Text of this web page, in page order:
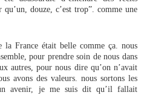
douze, c’est trop”. comme une
la France était belle comme ça. nous
pour prendre soin de nous dans
autres, pour nous dire qu’on n’avait
avons des valeurs. nous sortons les
avenir, je me suis dit qu’il fallait